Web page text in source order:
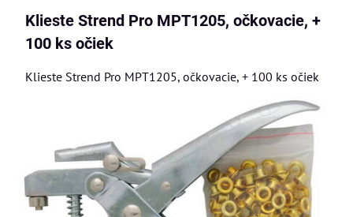
Klieste Strend Pro MPT1205, očkovacie, +
100 ks očiek
Klieste Strend Pro MPT1205, očkovacie, + 100 ks očiek